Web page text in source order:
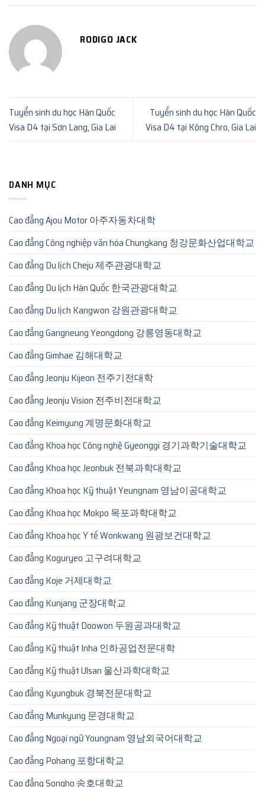
RODIGO JACK
Tuyển sinh du học Hàn Quốc
Visa D4 tại Sơn Lang, Gia Lai
Tuyển sinh du học Hàn Quốc
Visa D4 tại Kông Chro, Gia Lai
DANH MỤC
Cao đẳng Ajou Motor 아주자동차대학
Cao đẳng Công nghiệp văn hóa Chungkang 청강문화산업대학교
Cao đẳng Du lịch Cheju 제주관광대학교
Cao đẳng Du lịch Hàn Quốc 한국관광대학교
Cao đẳng Du lịch Kangwon 강원관광대학교
Cao đẳng Gangneung Yeongdong 강릉영동대학교
Cao đẳng Gimhae 김해대학교
Cao đẳng Jeonju Kijeon 전주기전대학
Cao đẳng Jeonju Vision 전주비전대학교
Cao đẳng Keimyung 계명문화대학교
Cao đẳng Khoa học Công nghệ Gyeonggi 경기과학기술대학교
Cao đẳng Khoa học Jeonbuk 전북과학대학교
Cao đẳng Khoa học Kỹ thuật Yeungnam 영남이공대학교
Cao đẳng Khoa học Mokpo 목포과학대학교
Cao đẳng Khoa học Y tế Wonkwang 원광보건대학교
Cao đẳng Koguryeo 고구려대학교
Cao đẳng Koje 거제대학교
Cao đẳng Kunjang 군장대학교
Cao đẳng Kỹ thuật Doowon 두원공과대학교
Cao đẳng Kỹ thuật Inha 인하공업전문대학
Cao đẳng Kỹ thuật Ulsan 울산과학대학교
Cao đẳng Kyungbuk 경북전문대학교
Cao đẳng Munkyung 문경대학교
Cao đẳng Ngoại ngữ Youngnam 영남외국어대학교
Cao đẳng Pohang 포항대학교
Cao đẳng Songho 송호대학교